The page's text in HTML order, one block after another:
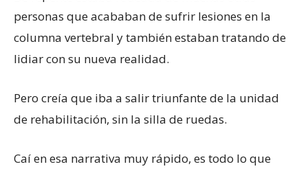
personas que acababan de sufrir lesiones en la
columna vertebral y también estaban tratando de
lidiar con su nueva realidad.
Pero creía que iba a salir triunfante de la unidad
de rehabilitación, sin la silla de ruedas.
Caí en esa narrativa muy rápido, es todo lo que